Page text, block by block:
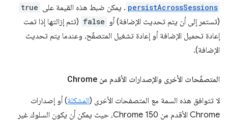
persistAcrossSessions . يمكن ضبط هذه القيمة على true
(تستمر إلى أن يتم تحديث الإضافة) أو false (تتم إزالتها إذا تمت
إعادة تحميل الإضافة أو إعادة تشغيل المتصفّح، وعندما يتم تحديث
الإضافة).
المتصفّحات الأخرى والإصدارات الأقدم من Chrome
لا تتوافق هذه السمة مع المتصفحات الأخرى (المشكلة) أو إصدارات
Chrome الأقدم من Chrome 150، حيث يمكن أن يكون السلوك غير